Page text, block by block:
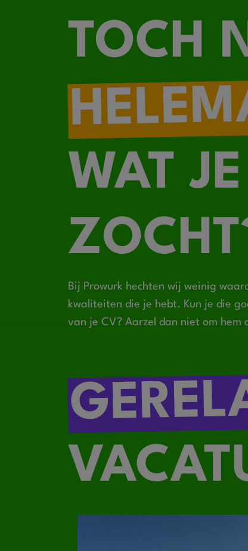
TOCH
WAT JE
Bij Prowurk hechten wij weinig
kwaliteiten die je hebt. Kun je die
van je CV? Aarzel dan niet om hem